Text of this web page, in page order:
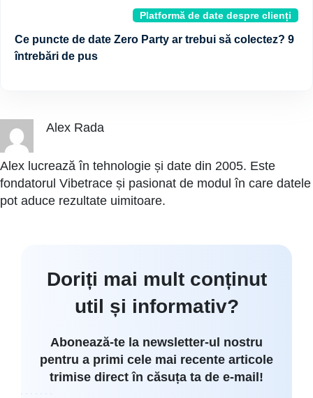
Platformă de date despre clienți
Ce puncte de date Zero Party ar trebui să colectez? 9
întrebări de pus
Alex Rada
Alex lucrează în tehnologie și date din 2005. Este
fondatorul Vibetrace și pasionat de modul în care datele
pot aduce rezultate uimitoare.
Doriți mai mult conținut
util și informativ?
Abonează-te la newsletter-ul nostru
pentru a primi cele mai recente articole
trimise direct în căsuța ta de e-mail!